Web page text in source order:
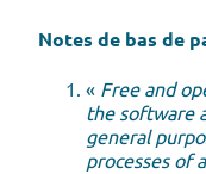
Notes de bas de
« Free and
the software
general
processes of